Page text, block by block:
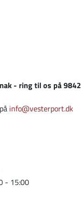
- ring til os på 9842
info@vesterport.dk
- 15:00